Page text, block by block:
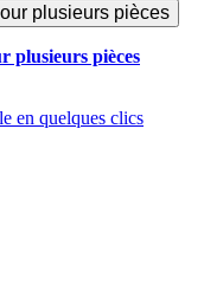
plusieurs pièces
plusieurs pièces
en quelques clics